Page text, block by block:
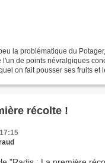
la problématique du
l'un de points névralgiques
on fait pousser ses fruits et
Radis : La première récolte !